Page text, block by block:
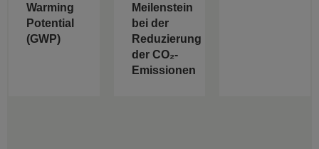
Warming
Potential
(GWP)
Meilenstein
bei der
Reduzierung
der CO₂-
Emissionen